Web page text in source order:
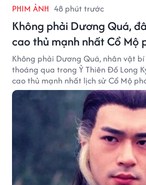
PHIM ẢNH 48 phút trước
Không phải Dương Quá,
cao thủ mạnh nhất Cổ Mộ
Không phải Dương Quá, nhân vật
thoáng qua trong Ỷ Thiên Đồ Long
cao thủ mạnh nhất lịch sử Cổ Mộ